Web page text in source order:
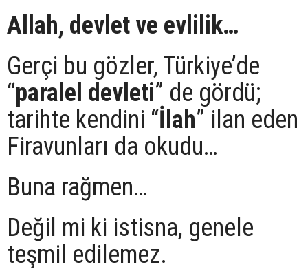
Allah, devlet ve evlilik…
Gerçi bu gözler, Türkiye’de
“paralel devleti” de gördü;
tarihte kendini “İlah” ilan eden
Firavunları da okudu…
Buna rağmen…
Değil mi ki istisna, genele
teşmil edilemez.